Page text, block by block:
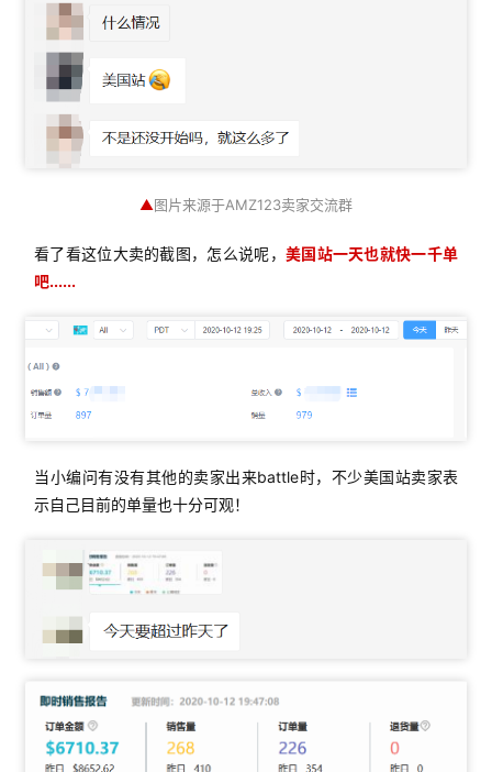
运
分
案
▲图片来源于AMZ123卖家交流群
看了看这位大卖的截图，怎么说呢， 美国站一天也就快一千单
吧......
当小编问有没有其他的卖家出来battle时，不少美国站卖家表
示自己目前的单量也十分可观！